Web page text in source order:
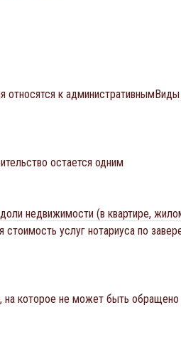
к
остается одним
недвижимости (в квартире,
услуг нотариуса по
на которое не может быть обращено